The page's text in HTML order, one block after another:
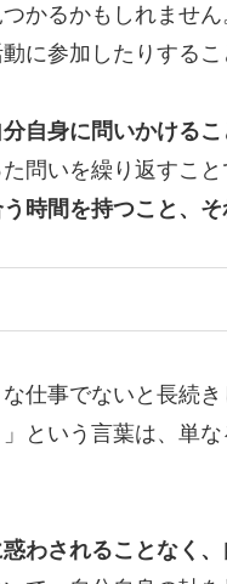
かるかもしれませ
に参加したりする
自身に問いかけるこ
問いを繰り返すこ
時間を持つこと、
仕事でないと長続
という言葉は、単な
わされることなく